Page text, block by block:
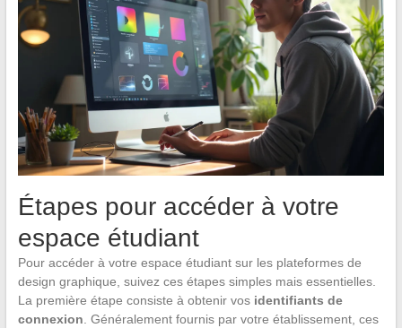
Étapes pour accéder à votre
espace étudiant
Pour accéder à votre espace étudiant sur les plateformes de
design graphique, suivez ces étapes simples mais essentielles.
La première étape consiste à obtenir vos identifiants de
connexion. Généralement fournis par votre établissement, ces